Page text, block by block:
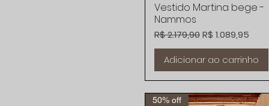
Visualização rápida
Vestido Martina bege -
Nammos
Preço normal
R$ 2.179,90Preço
R$ 1.089,95
Adicionar ao carrinho
50% off